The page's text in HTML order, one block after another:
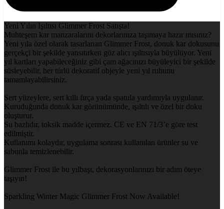
Yeni Yılın Işıltısı Glimmer Frost Satışta!
Muhteşem kar manzaralarını dekorlarınıza taşımaya hazır mısınız?
Yeni yıla özel olarak tasarlanan Glimmer Frost, donuk kar dokusunu
gerçekçi bir şekilde yansıtırken göz alıcı ışıltısıyla büyülüyor. Yeni
yıl kartları yapabileceğiniz gibi çam ağacınızı büyüleyici bir şekilde
süsleyebilir, her türlü dekoratif objeyle yeni yıl ruhunu
tamamlayabilirsiniz.
Sert yüzeylere, sert kıllı fırça yada spatula yardımıyla uygulanır.
Kuruduğunda donuk kar görünümünde, ışıltılı ve özel bir doku
oluşturur.
Su bazlıdır, toksik madde içermez. CE ve EN 71/3’e göre test
edilmiştir.
Kullanımı kolaydır, uygulama sonrası kullanılan ürünler su ve
sabunla temizlenebilir.
Glimmer Frost ile bu yılbaşı, dekorasyonlarınızı bir adım öteye
taşıyın!
Sparkling Winter Magic Glimmer Frost Now Available!